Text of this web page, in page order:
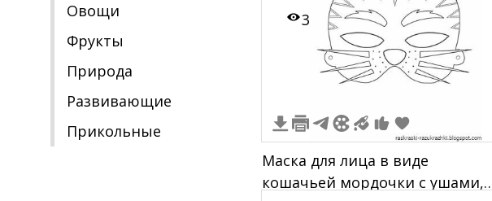
Овощи
Фрукты
Природа
Развивающие
Прикольные
3
Маска для лица в виде
кошачьей мордочки с ушами,